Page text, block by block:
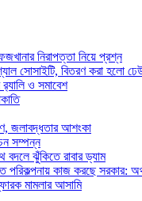
নিরাপত্তা নিয়ে প্রশ্ন
সোসাইটি, বিতরণ করা হলো
ও সমাবেশ
জলাবদ্ধতার আশংকা
সম্পন্ন
বদলে ঝুঁকিতে রাবার ড্যাম
পরিকল্পনায় কাজ করছে সরকার:
মামলার আসামি